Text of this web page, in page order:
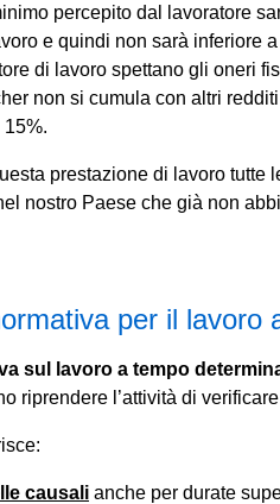
percepito dal lavoratore
e quindi non sarà inferiore
di lavoro spettano gli oneri
non si cumula con altri
prestazione di lavoro tutte
nostro Paese che già non
per il lavoro
sul lavoro a tempo
riprendere l’attività di
causali anche per durate